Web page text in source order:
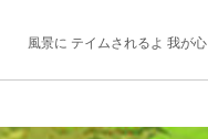
風景に テイムされるよ 我が心